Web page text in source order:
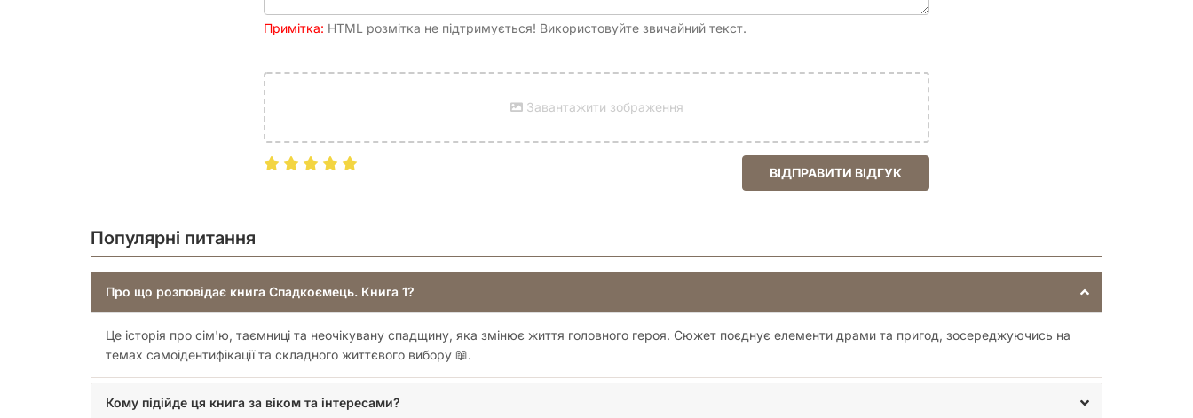
Примітка: HTML розмітка не підтримується! Використовуйте звичайний текст.
Завантажити зображення
ВІДПРАВИТИ ВІДГУК
Популярні питання
Про що розповідає книга Спадкоємець. Книга 1?
Це історія про сім'ю, таємниці та неочікувану спадщину, яка змінює життя головного героя. Сюжет поєднує елементи драми та пригод, зосереджуючись на
темах самоідентифікації та складного життєвого вибору 📖.
Кому підійде ця книга за віком та інтересами?